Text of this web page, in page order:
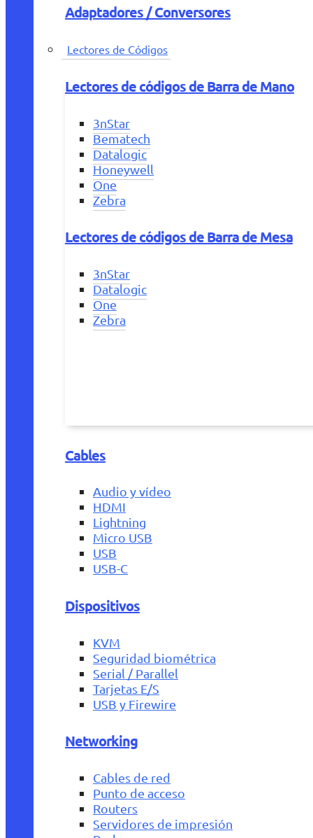
Adaptadores / Conversores
Lectores de Códigos
Lectores de códigos de Barra de Mano
3nStar
Bematech
Datalogic
Honeywell
One
Zebra
Lectores de códigos de Barra de Mesa
3nStar
Datalogic
One
Zebra
Cables
Audio y vídeo
HDMI
Lightning
Micro USB
USB
USB-C
Dispositivos
KVM
Seguridad biométrica
Serial / Parallel
Tarjetas E/S
USB y Firewire
Networking
Cables de red
Punto de acceso
Routers
Servidores de impresión